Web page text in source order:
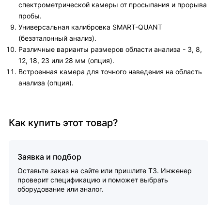
спектрометрической камеры от просыпания и прорыва
пробы.
Универсальная калибровка SMART-QUANT
(безэталонный анализ).
Различные варианты размеров области анализа - 3, 8,
12, 18, 23 или 28 мм (опция).
Встроенная камера для точного наведения на область
анализа (опция).
Как купить этот товар?
Заявка и подбор
Оставьте заказ на сайте или пришлите ТЗ. Инженер
проверит спецификацию и поможет выбрать
оборудование или аналог.